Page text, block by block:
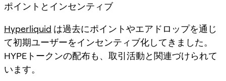
ポイントとインセンティブ
Hyperliquid は過去にポイントやエアドロップを通じ
て初期ユーザーをインセンティブ化してきました。
HYPEトークンの配布も、取引活動と関連づけられて
います。